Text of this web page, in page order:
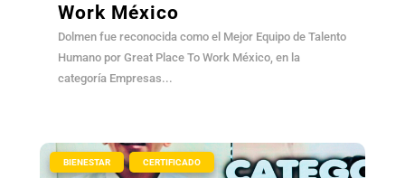
Work México
Dolmen fue reconocida como el Mejor Equipo de Talento
Humano por Great Place To Work México, en la
categoría Empresas...
BIENESTAR CERTIFICADO